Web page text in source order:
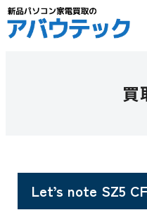
買
Let’s note SZ5